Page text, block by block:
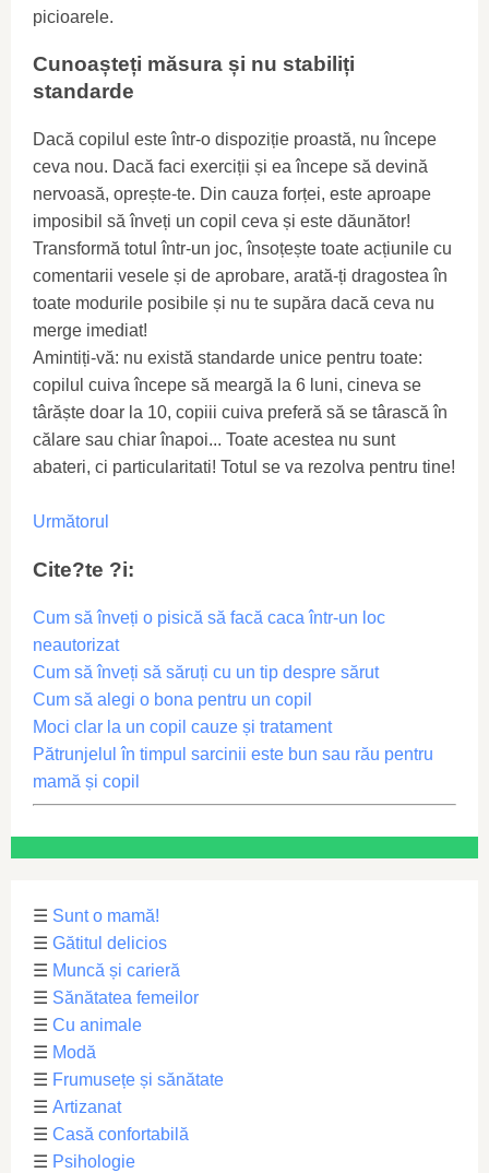
picioarele.
Cunoașteți măsura și nu stabiliți
standarde
Dacă copilul este într-o dispoziție proastă, nu începe
ceva nou. Dacă faci exerciții și ea începe să devină
nervoasă, oprește-te. Din cauza forței, este aproape
imposibil să înveți un copil ceva și este dăunător!
Transformă totul într-un joc, însoțește toate acțiunile cu
comentarii vesele și de aprobare, arată-ți dragostea în
toate modurile posibile și nu te supăra dacă ceva nu
merge imediat!
Amintiți-vă: nu există standarde unice pentru toate:
copilul cuiva începe să meargă la 6 luni, cineva se
târăște doar la 10, copiii cuiva preferă să se târască în
călare sau chiar înapoi... Toate acestea nu sunt
abateri, ci particularitati! Totul se va rezolva pentru tine!
Următorul
Cite?te ?i:
Cum să înveți o pisică să facă caca într-un loc
neautorizat
Cum să înveți să săruți cu un tip despre sărut
Cum să alegi o bona pentru un copil
Moci clar la un copil cauze și tratament
Pătrunjelul în timpul sarcinii este bun sau rău pentru
mamă și copil
☰ Sunt o mamă!
☰ Gătitul delicios
☰ Muncă și carieră
☰ Sănătatea femeilor
☰ Cu animale
☰ Modă
☰ Frumusețe și sănătate
☰ Artizanat
☰ Casă confortabilă
☰ Psihologie